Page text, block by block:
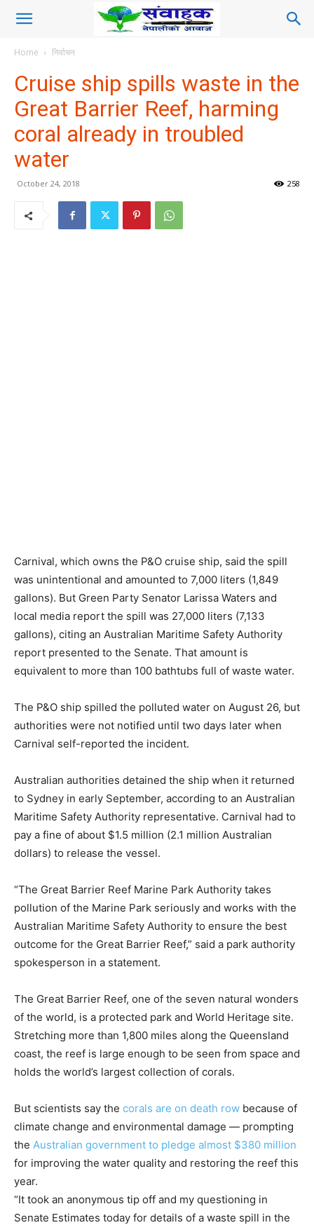
Home निर्वाचन
Cruise ship spills waste in the
Great Barrier Reef, harming
coral already in troubled
water
October 24, 2018 258
Carnival, which owns the P&O cruise ship, said the spill
was unintentional and amounted to 7,000 liters (1,849
gallons). But Green Party Senator Larissa Waters and
local media report the spill was 27,000 liters (7,133
gallons), citing an Australian Maritime Safety Authority
report presented to the Senate. That amount is
equivalent to more than 100 bathtubs full of waste water.
The P&O ship spilled the polluted water on August 26, but
authorities were not notified until two days later when
Carnival self-reported the incident.
Australian authorities detained the ship when it returned
to Sydney in early September, according to an Australian
Maritime Safety Authority representative. Carnival had to
pay a fine of about $1.5 million (2.1 million Australian
dollars) to release the vessel.
“The Great Barrier Reef Marine Park Authority takes
pollution of the Marine Park seriously and works with the
Australian Maritime Safety Authority to ensure the best
outcome for the Great Barrier Reef,” said a park authority
spokesperson in a statement.
The Great Barrier Reef, one of the seven natural wonders
of the world, is a protected park and World Heritage site.
Stretching more than 1,800 miles along the Queensland
coast, the reef is large enough to be seen from space and
holds the world’s largest collection of corals.
But scientists say the corals are on death row because of
climate change and environmental damage — prompting
the Australian government to pledge almost $380 million
for improving the water quality and restoring the reef this
year.
“It took an anonymous tip off and my questioning in
Senate Estimates today for details of a waste spill in the